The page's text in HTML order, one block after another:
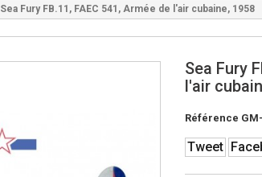
Sea Fury FB.11, FAEC 541, Armée de l'air cubaine, 1958
Sea Fury
l'air
Référence
Tweet